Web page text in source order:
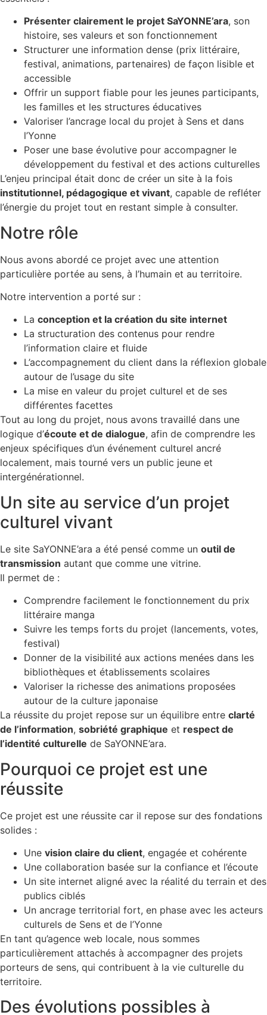
Présenter clairement le projet SaYONNE’ara, son
histoire, ses valeurs et son fonctionnement
Structurer une information dense (prix littéraire,
festival, animations, partenaires) de façon lisible et
accessible
Offrir un support fiable pour les jeunes participants,
les familles et les structures éducatives
Valoriser l’ancrage local du projet à Sens et dans
l’Yonne
Poser une base évolutive pour accompagner le
développement du festival et des actions culturelles
L’enjeu principal était donc de créer un site à la fois
institutionnel, pédagogique et vivant, capable de refléter
l’énergie du projet tout en restant simple à consulter.
Notre rôle
Nous avons abordé ce projet avec une attention
particulière portée au sens, à l’humain et au territoire.
Notre intervention a porté sur :
La conception et la création du site internet
La structuration des contenus pour rendre
l’information claire et fluide
L’accompagnement du client dans la réflexion globale
autour de l’usage du site
La mise en valeur du projet culturel et de ses
différentes facettes
Tout au long du projet, nous avons travaillé dans une
logique d’écoute et de dialogue, afin de comprendre les
enjeux spécifiques d’un événement culturel ancré
localement, mais tourné vers un public jeune et
intergénérationnel.
Un site au service d’un projet
culturel vivant
Le site SaYONNE’ara a été pensé comme un outil de
transmission autant que comme une vitrine.
Il permet de :
Comprendre facilement le fonctionnement du prix
littéraire manga
Suivre les temps forts du projet (lancements, votes,
festival)
Donner de la visibilité aux actions menées dans les
bibliothèques et établissements scolaires
Valoriser la richesse des animations proposées
autour de la culture japonaise
La réussite du projet repose sur un équilibre entre clarté
de l’information, sobriété graphique et respect de
l’identité culturelle de SaYONNE’ara.
Pourquoi ce projet est une
réussite
Ce projet est une réussite car il repose sur des fondations
solides :
Une vision claire du client, engagée et cohérente
Une collaboration basée sur la confiance et l’écoute
Un site internet aligné avec la réalité du terrain et des
publics ciblés
Un ancrage territorial fort, en phase avec les acteurs
culturels de Sens et de l’Yonne
En tant qu’agence web locale, nous sommes
particulièrement attachés à accompagner des projets
porteurs de sens, qui contribuent à la vie culturelle du
territoire.
Des évolutions possibles à